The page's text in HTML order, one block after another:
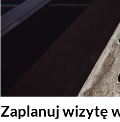
Zaplanuj wizytę